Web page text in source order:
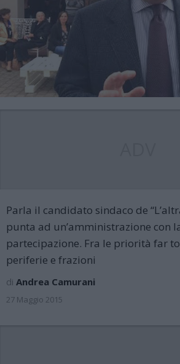
Parla il candidato sindaco de
punta ad un’amministrazione con
partecipazione. Fra le priorità far
periferie e frazioni
di Andrea Camurani
27 Maggio 2015